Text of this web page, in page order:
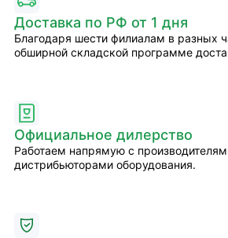
Доставка по РФ от 1 дня
Благодаря шести филиалам в разных
обширной складской программе
Официальное дилерство
Работаем напрямую с
дистрибьюторами оборудования.